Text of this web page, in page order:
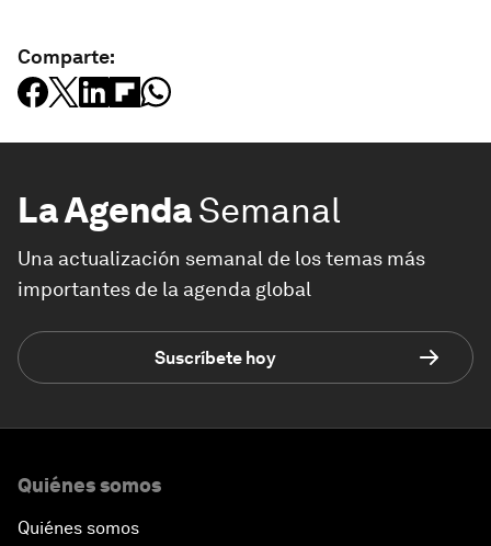
Comparte:
La AgendaSemanal
Una actualización semanal de los temas más
importantes de la agenda global
Suscríbete hoy
Quiénes somos
Quiénes somos